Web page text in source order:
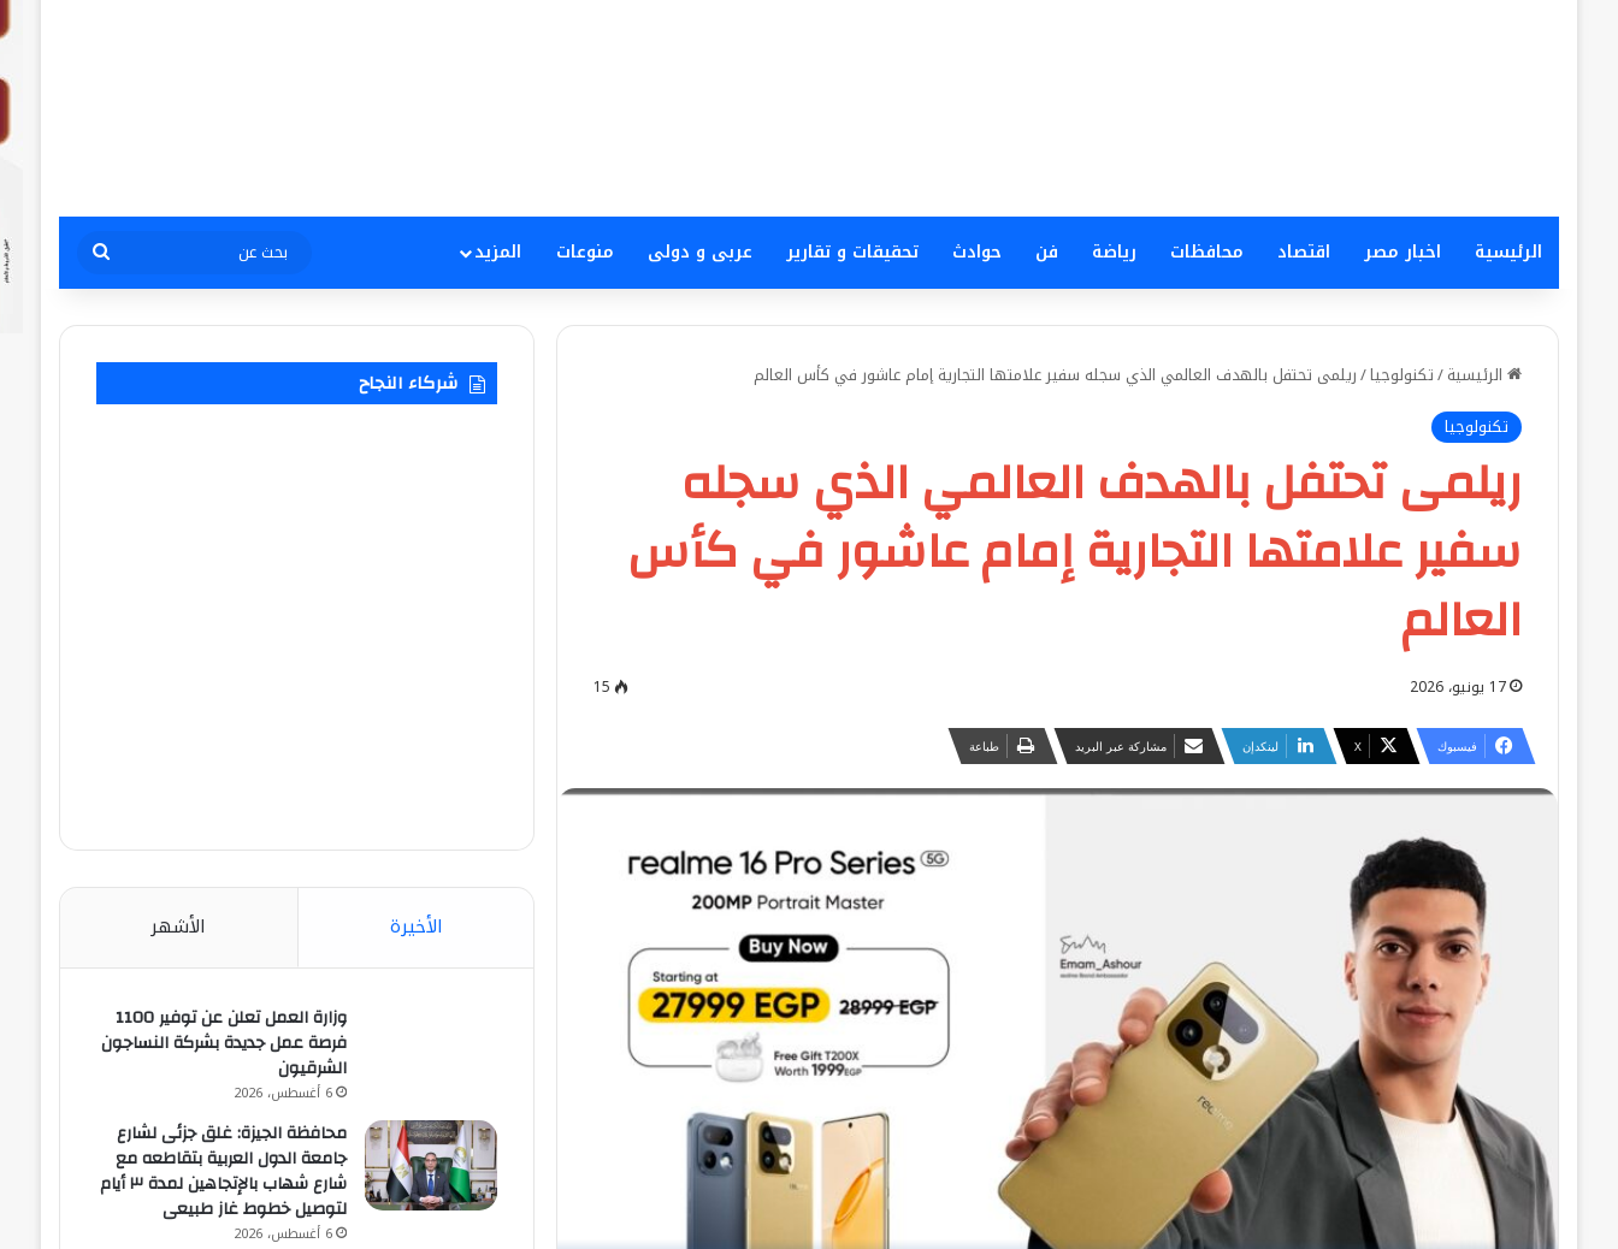
الرئيسية اخبار مصر اقتصاد محافظات رياضة فن حوادث تحقيقات و تقارير عربى و دولى منوعات المزيد
بحث
عن
الرئيسية/تكنولوجيا/ريلمى تحتفل بالهدف العالمي الذي سجله سفير علامتها التجارية إمام عاشور في كأس العالم
تكنولوجيا
ريلمى تحتفل بالهدف العالمي الذي سجله
سفير علامتها التجارية إمام عاشور في كأس
العالم
17 يونيو، 2026 15
فيسبوك ‫X لينكدإن مشاركة عبر البريد طباعة
شركاء النجاح
الأخيرة الأشهر
وزارة العمل تعلن عن توفير 1100
فرصة عمل جديدة بشركة النساجون
الشرقيون
6 أغسطس، 2026
محافظة الجيزة: غلق جزئى لشارع
جامعة الدول العربية بتقاطعه مع
شارع شهاب بالإتجاهين لمدة ٣ أيام
لتوصيل خطوط غاز طبيعى
6 أغسطس، 2026